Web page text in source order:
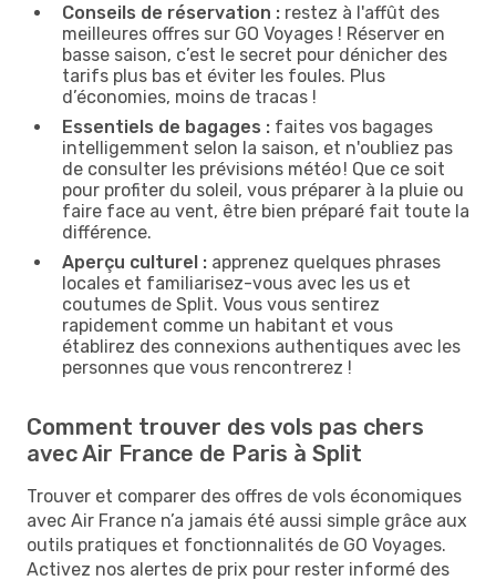
Conseils de réservation : restez à l'affût des
meilleures offres sur GO Voyages ! Réserver en
basse saison, c’est le secret pour dénicher des
tarifs plus bas et éviter les foules. Plus
d’économies, moins de tracas !
Essentiels de bagages : faites vos bagages
intelligemment selon la saison, et n'oubliez pas
de consulter les prévisions météo ! Que ce soit
pour profiter du soleil, vous préparer à la pluie ou
faire face au vent, être bien préparé fait toute la
différence.
Aperçu culturel : apprenez quelques phrases
locales et familiarisez-vous avec les us et
coutumes de Split. Vous vous sentirez
rapidement comme un habitant et vous
établirez des connexions authentiques avec les
personnes que vous rencontrerez !
Comment trouver des vols pas chers
avec Air France de Paris à Split
Trouver et comparer des offres de vols économiques
avec Air France n’a jamais été aussi simple grâce aux
outils pratiques et fonctionnalités de GO Voyages.
Activez nos alertes de prix pour rester informé des